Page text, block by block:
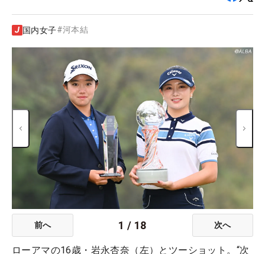
国内女子#河本結
前へ 1 / 18 次へ
ローアマの16歳・岩永杏奈（左）とツーショット。“次